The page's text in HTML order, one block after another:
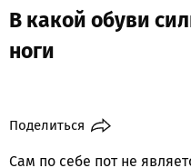
В какой обуви
ноги
Поделиться
Сам по себе пот не